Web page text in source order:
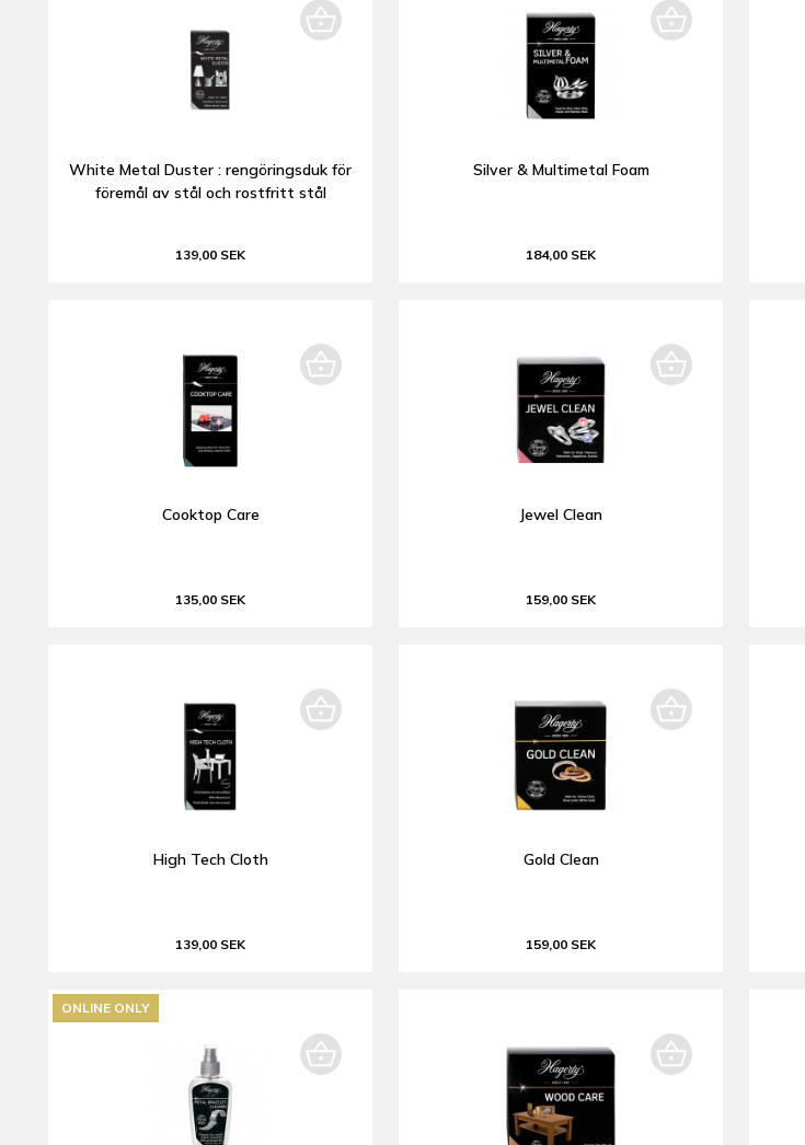
White Metal Duster : rengöringsduk för
föremål av stål och rostfritt stål
139,00 SEK
Silver & Multimetal Foam
184,00 SEK
Cooktop Care
135,00 SEK
Jewel Clean
159,00 SEK
High Tech Cloth
139,00 SEK
Gold Clean
159,00 SEK
ONLINE ONLY